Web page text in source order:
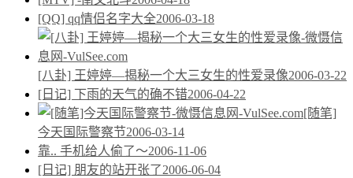
[QQ] qq情侣名字大全2006-03-18
[八卦] 王婷婷—揭秘一个大三女生的性爱录像2006-03-22
[日记] 下雨的天气的确不错2006-04-22
[随笔]
今天国际警察节2006-03-14
靠.. 手机给人偷了～2006-11-06
[日记] 朋友的站开张了2006-06-04